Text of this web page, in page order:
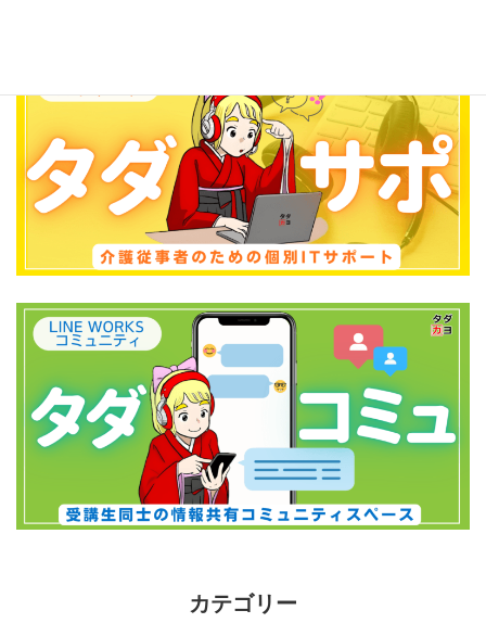
カテゴリー